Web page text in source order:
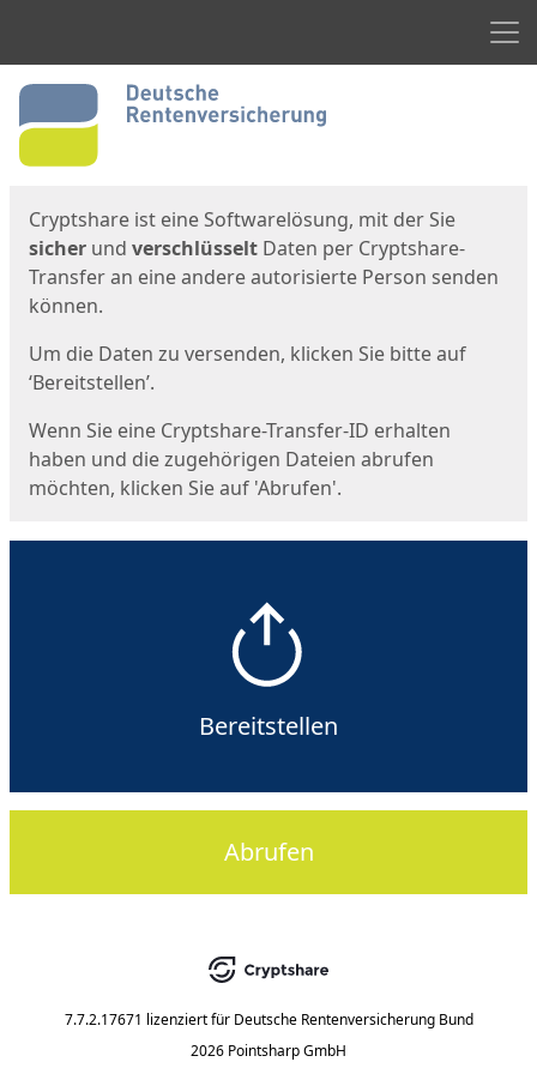
Start
Cryptshare ist eine Softwarelösung, mit der Sie
sicher und verschlüsselt Daten per Cryptshare-
Transfer an eine andere autorisierte Person senden
können.
Um die Daten zu versenden, klicken Sie bitte auf
‘Bereitstellen’.
Wenn Sie eine Cryptshare-Transfer-ID erhalten
haben und die zugehörigen Dateien abrufen
möchten, klicken Sie auf 'Abrufen'.
Bereitstellen
Abrufen
7.7.2.17671 lizenziert für Deutsche Rentenversicherung Bund
2026 Pointsharp GmbH